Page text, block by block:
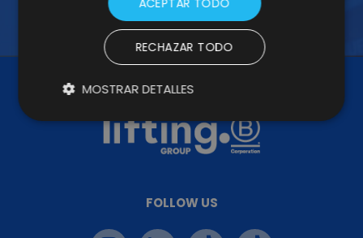
FOLLOW US
RECHAZAR TODO
MOSTRAR DETALLES